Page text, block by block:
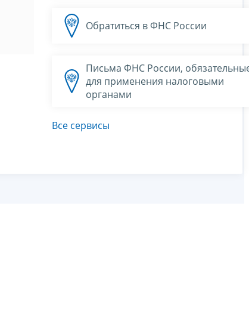
Обратиться в ФНС России
Письма ФНС России,
для применения налоговыми
органами
Все сервисы